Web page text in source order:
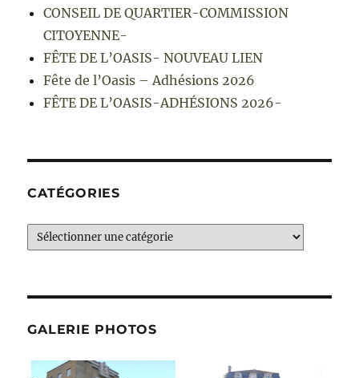
CONSEIL DE QUARTIER-COMMISSION
CITOYENNE-
FÊTE DE L’OASIS- NOUVEAU LIEN
Fête de l’Oasis – Adhésions 2026
FÊTE DE L’OASIS-ADHÉSIONS 2026-
CATÉGORIES
Catégories
GALERIE PHOTOS